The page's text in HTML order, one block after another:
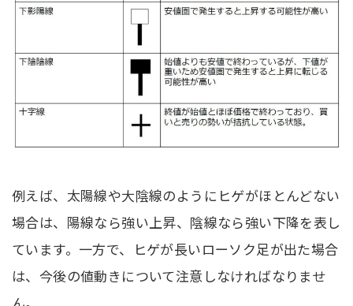
例えば、太陽線や大陰線のようにヒゲがほとんどない
場合は、陽線なら強い上昇、陰線なら強い下降を表し
ています。一方で、ヒゲが長いローソク足が出た場合
は、今後の値動きについて注意しなければなりませ